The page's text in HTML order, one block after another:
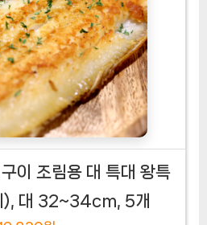
이 조림용 대 특대 왕특
대 32~34cm, 5개